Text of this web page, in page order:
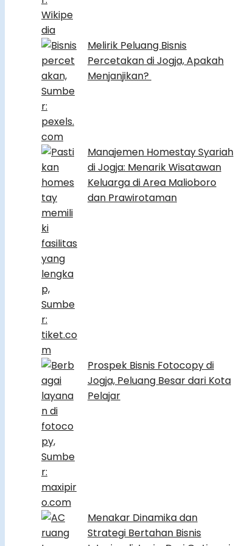
Melirik Peluang Bisnis
Percetakan di Jogja, Apakah
Menjanjikan?
Manajemen Homestay Syariah
di Jogja: Menarik Wisatawan
Keluarga di Area Malioboro
dan Prawirotaman
Prospek Bisnis Fotocopy di
Jogja, Peluang Besar dari Kota
Pelajar
Menakar Dinamika dan
Strategi Bertahan Bisnis